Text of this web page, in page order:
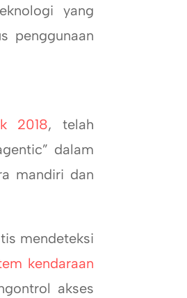
yang
penggunaan
2018, telah
dalam
mandiri dan
mendeteksi
kendaraan
akses